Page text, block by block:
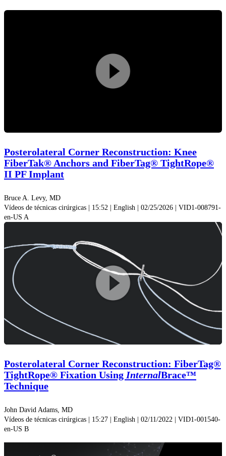
vídeo
Posterolateral Corner Reconstruction: Knee
FiberTak® Anchors and FiberTag® TightRope®
II PF Implant
Bruce A. Levy, MD
Vídeos de técnicas cirúrgicas | 15:52 | English | 02/25/2026 | VID1-008791-
en-US A
vídeo
Posterolateral Corner Reconstruction: FiberTag®
TightRope® Fixation Using InternalBrace™
Technique
John David Adams, MD
Vídeos de técnicas cirúrgicas | 15:27 | English | 02/11/2022 | VID1-001540-
en-US B